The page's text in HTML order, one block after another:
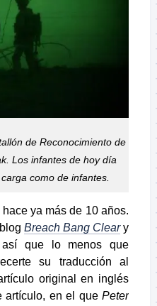
de Reconocimiento de
Los infantes de hoy día
como de infantes.
ya más de 10 años.
Breach Bang Clear y
así que lo menos que
su traducción al
original en inglés
artículo, en el que Peter